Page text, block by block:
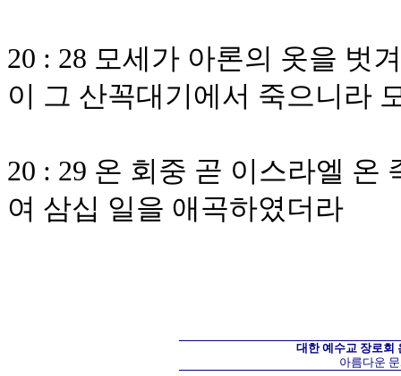
20 : 28 모세가 아론의 옷을 벗
이 그 산꼭대기에서 죽으니라
20 : 29 온 회중 곧 이스라엘 온
여 삼십 일을 애곡하였더라
대한 예수교 장로회
아름다운